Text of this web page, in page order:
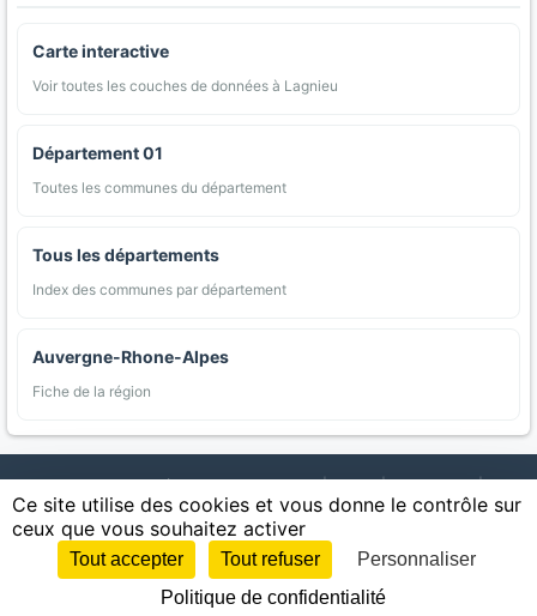
Carte interactive
Voir toutes les couches de données à Lagnieu
Département 01
Toutes les communes du département
Tous les départements
Index des communes par département
Auvergne-Rhone-Alpes
Fiche de la région
AgriMap — Données agricoles ouvertes | Carte | Communes |
Appellations | Regions | Cultures | Zones protégées | Forets |
Littoral | Espaces naturels | Statistiques
| Confidentialite | CGU | CGV Cookies
Sources : IGN, INSEE, Météo-France, SAFER, INRAE, BRGM, INAO, Ministère de
l'Agriculture
Ce site utilise des cookies et vous donne le contrôle sur
ceux que vous souhaitez activer
Tout accepter Tout refuser
Personnaliser
Politique de confidentialité